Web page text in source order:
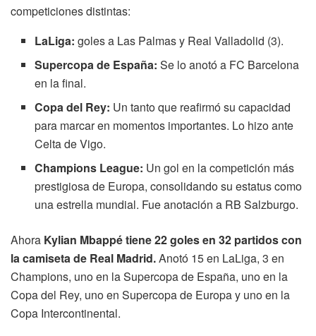
competiciones distintas:
LaLiga: goles a Las Palmas y Real Valladolid (3).
Supercopa de España: Se lo anotó a FC Barcelona
en la final.
Copa del Rey: Un tanto que reafirmó su capacidad
para marcar en momentos importantes. Lo hizo ante
Celta de Vigo.
Champions League: Un gol en la competición más
prestigiosa de Europa, consolidando su estatus como
una estrella mundial. Fue anotación a RB Salzburgo.
Ahora Kylian Mbappé tiene 22 goles en 32 partidos con
la camiseta de Real Madrid.Anotó 15 en LaLiga, 3 en
Champions, uno en la Supercopa de España, uno en la
Copa del Rey, uno en Supercopa de Europa y uno en la
Copa Intercontinental.